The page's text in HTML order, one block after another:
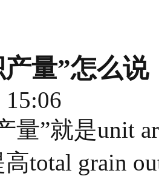
量”怎么说
15:06
量”就是unit
total grain